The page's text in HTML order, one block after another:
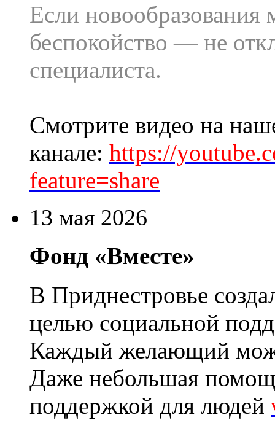
Если
беспокойство — не
специалиста.
Смотрите видео на
канале: https://
feature=share
13 мая 2026
Фонд «Вместе»
В Приднестровье
целью социальной
Каждый желающий
Даже небольшая
поддержкой для людей